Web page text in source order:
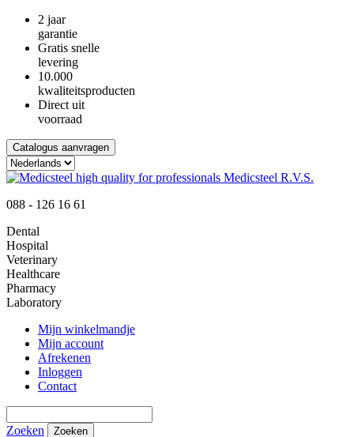
2 jaar
garantie
Gratis snelle
levering
10.000
kwaliteitsproducten
Direct uit
voorraad
Catalogus aanvragen
088 - 126 16 61
Dental
Hospital
Veterinary
Healthcare
Pharmacy
Laboratory
Mijn winkelmandje
Mijn account
Afrekenen
Inloggen
Contact
Zoeken Zoeken